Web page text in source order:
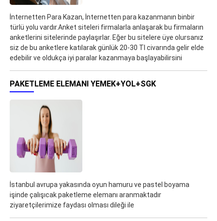
İnternetten Para Kazan, İnternetten para kazanmanın binbir
türlü yolu vardır.Anket siteleri firmalarla anlaşarak bu firmaların
anketlerini sitelerinde paylaşırlar. Eğer bu sitelere üye olursanız
siz de bu anketlere katılarak günlük 20-30 Tl civarında gelir elde
edebilir ve oldukça iyi paralar kazanmaya başlayabilirsini
PAKETLEME ELEMANI YEMEK+YOL+SGK
İstanbul avrupa yakasında oyun hamuru ve pastel boyama
işinde çalışıcak paketleme elemanı aranmaktadır
ziyaretçilerimize faydası olması dileği ile